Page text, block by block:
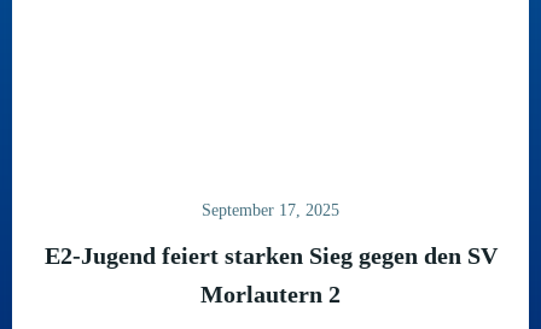
September 17, 2025
E2-Jugend feiert starken Sieg gegen den SV
Morlautern 2